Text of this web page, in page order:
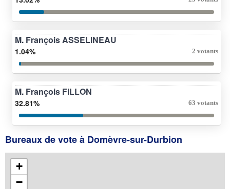
M. François ASSELINEAU
1.04% 2 votants
M. François FILLON
32.81% 63 votants
Bureaux de vote à Domèvre-sur-Durbion
+
−